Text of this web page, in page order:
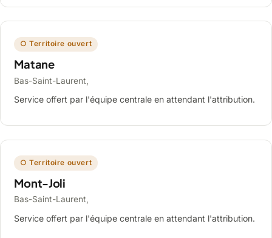
○ Territoire ouvert
Matane
Bas-Saint-Laurent,
Service offert par l'équipe centrale en attendant l'attribution.
○ Territoire ouvert
Mont-Joli
Bas-Saint-Laurent,
Service offert par l'équipe centrale en attendant l'attribution.